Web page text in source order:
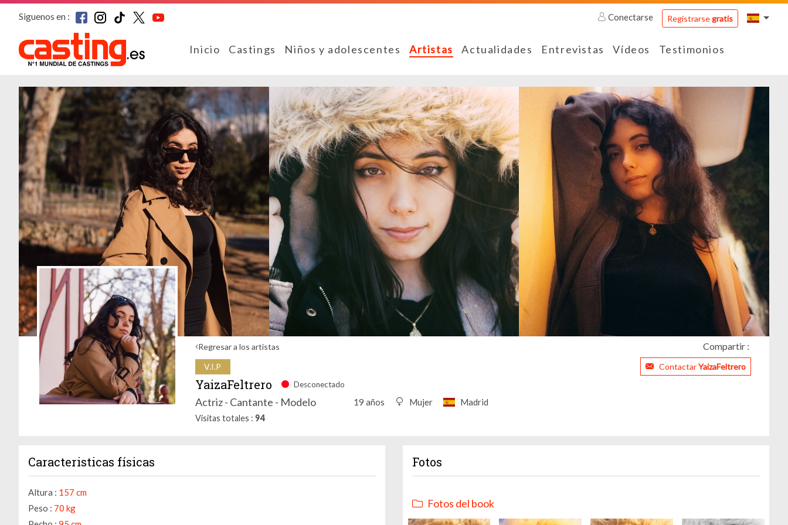
Siguenos en : Conectarse Registrarsegratis
Inicio Castings Niños y adolescentes Artistas Actualidades Entrevistas Vídeos Testimonios
Regresar a los artistas Compartir :
V.I.P ContactarYaizaFeltrero
YaizaFeltrero Desconectado
Actriz - Cantante - Modelo 19 años Mujer Madrid
Visitas totales 94
Caracteristicas físicas
Altura : 157 cm
Peso : 70 kg
Fotos
Fotos del book